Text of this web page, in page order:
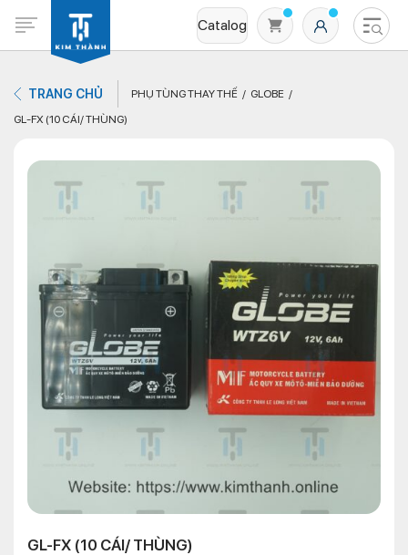
Catalog
TRANG CHỦ PHỤ TÙNG THAY THẾ
GLOBE
GL-FX (10 CÁI/ THÙNG)
GL-FX (10 CÁI/ THÙNG)